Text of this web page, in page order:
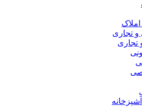
تجاری
تجاری